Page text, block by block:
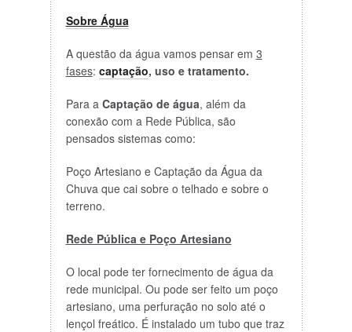
Sobre Água
A questão da água vamos pensar em 3
fases: captação, uso e tratamento.
Para a Captação de água, além da
conexão com a Rede Pública, são
pensados sistemas como:
Poço Artesiano e Captação da Água da
Chuva que cai sobre o telhado e sobre o
terreno.
Rede Pública e Poço Artesiano
O local pode ter fornecimento de água da
rede municipal. Ou pode ser feito um poço
artesiano, uma perfuração no solo até o
lençol freático. É instalado um tubo que traz